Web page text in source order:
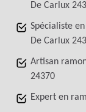
De Carlux
Spécialiste
De Carlux
Artisan
24370
Expert en